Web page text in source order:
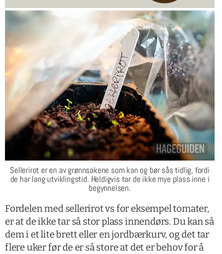
Sellerirot er en av grønnsakene som kan og bør sås tidlig, fordi
de har lang utviklingstid. Heldigvis tar de ikke mye plass inne i
begynnelsen.
Fordelen med sellerirot vs for eksempel tomater,
er at de ikke tar så stor plass innendørs. Du kan så
dem i et lite brett eller en jordbærkurv, og det tar
flere uker før de er så store at det er behov for å